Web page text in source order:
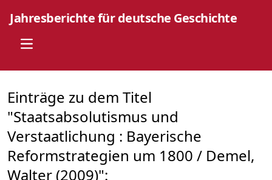
Jahresberichte für deutsche Geschichte
Open main menu
Einträge zu dem Titel
"Staatsabsolutismus und
Verstaatlichung : Bayerische
Reformstrategien um 1800 / Demel,
Walter (2009)":